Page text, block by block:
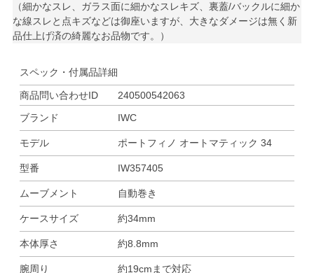
（細かなスレ、ガラス面に細かなスレキズ、裏蓋/バックルに細か
な線スレと点キズなどは御座いますが、大きなダメージは無く新
品仕上げ済の綺麗なお品物です。）
スペック・付属品詳細
商品問い合わせID
240500542063
ブランド
IWC
モデル ポートフィノ オートマティック 34
型番 IW357405
ムーブメント 自動巻き
ケースサイズ 約34mm
本体厚さ 約8.8mm
腕周り 約19cmまで対応